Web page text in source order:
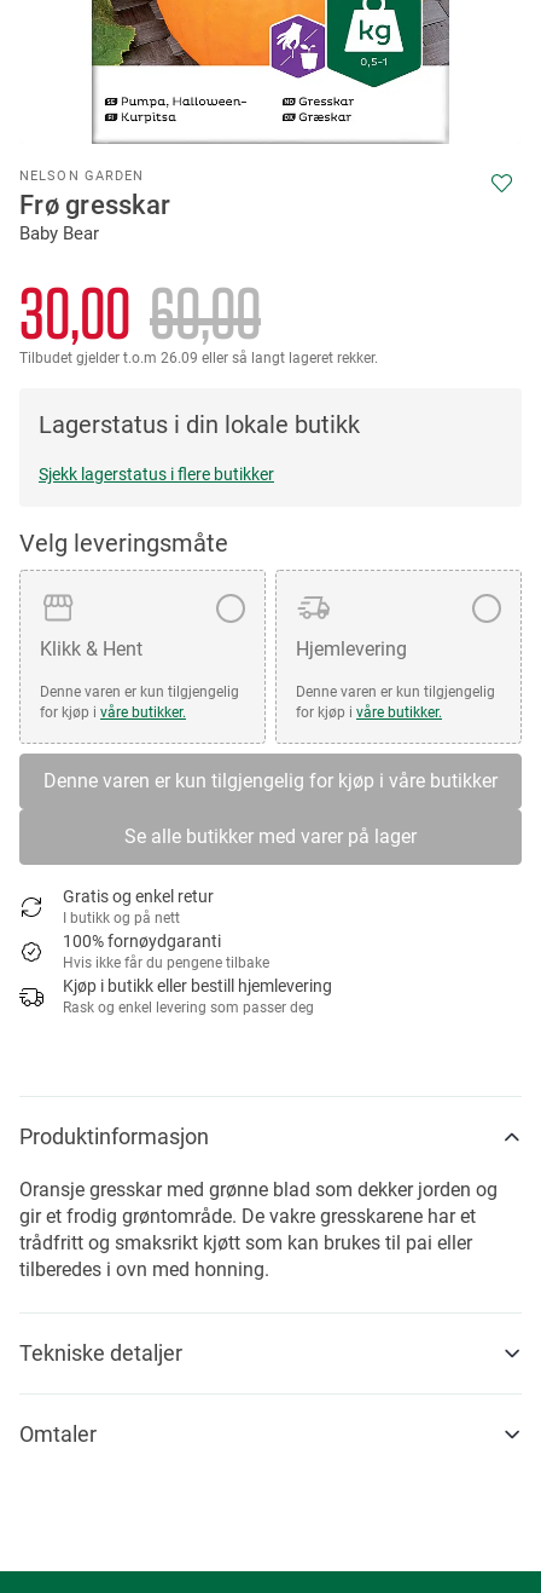
NELSON GARDEN
Frø gresskar
Baby Bear
30,00 60,00
Tilbudet gjelder t.o.m 26.09 eller så langt lageret rekker.
Lagerstatus i din lokale butikk
Sjekk lagerstatus i flere butikker
Velg leveringsmåte
Klikk & Hent
Denne varen er kun tilgjengelig
for kjøp i våre butikker.
Hjemlevering
Denne varen er kun tilgjengelig
for kjøp i våre butikker.
Denne varen er kun tilgjengelig for kjøp i våre butikker
Se alle butikker med varer på lager
Gratis og enkel retur
I butikk og på nett
100% fornøydgaranti
Hvis ikke får du pengene tilbake
Kjøp i butikk eller bestill hjemlevering
Rask og enkel levering som passer deg
to
the
beginning
the
images
gallery
Produktinformasjon
Oransje gresskar med grønne blad som dekker jorden og
gir et frodig grøntområde. De vakre gresskarene har et
trådfritt og smaksrikt kjøtt som kan brukes til pai eller
tilberedes i ovn med honning.
Tekniske detaljer
Omtaler